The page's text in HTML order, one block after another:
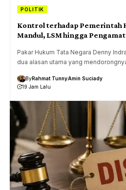
POLITIK
Kontrol terhadap Pemerintah
Mandul, LSM hingga
Pakar Hukum Tata Negara Denny
dua alasan utama yang
ByRahmat TunnyAmin Suciady
19 Jam Lalu